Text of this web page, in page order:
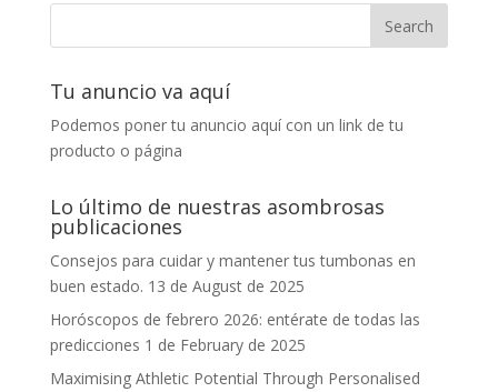
Tu anuncio va aquí
Podemos poner tu anuncio aquí con un link de tu
producto o página
Lo último de nuestras asombrosas
publicaciones
Consejos para cuidar y mantener tus tumbonas en
buen estado. 13 de August de 2025
Horóscopos de febrero 2026: entérate de todas las
predicciones 1 de February de 2025
Maximising Athletic Potential Through Personalised